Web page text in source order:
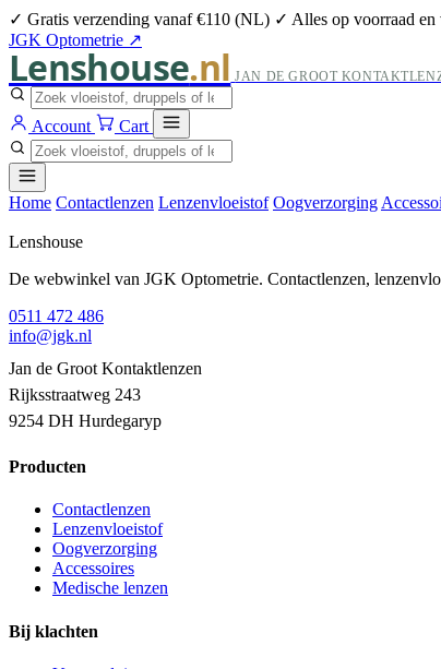
✓ Gratis verzending vanaf €110 (NL) ✓ Alles op voorraad en
JGK Optometrie ↗
Lenshouse.nl JAN DE GROOT
Account Cart
Home Contactlenzen Lenzenvloeistof Oogverzorging
Lenshouse
De webwinkel van JGK Optometrie. Contactlenzen,
0511 472 486
info@jgk.nl
Jan de Groot Kontaktlenzen
Rijksstraatweg 243
9254 DH Hurdegaryp
Producten
Contactlenzen
Lenzenvloeistof
Oogverzorging
Accessoires
Medische lenzen
Bij klachten